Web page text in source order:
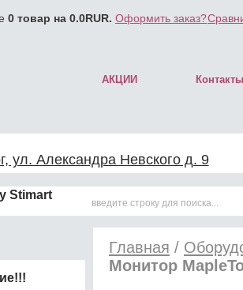
0 товар на 0.0RUR. Оформить заказ?
АКЦИИ Контакты
ул. Александра Невского д. 9
Stimart
Главная /
Монитор